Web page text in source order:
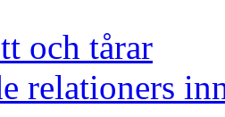
och tårar
relationers